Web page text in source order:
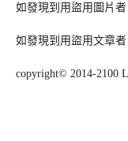
如發現到用盜用圖片
如發現到用盜用文章
copyright© 2014-2100